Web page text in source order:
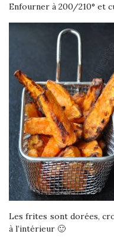
Enfourner à 200/210° et
Les frites sont dorées,
à l’intérieur 🙂